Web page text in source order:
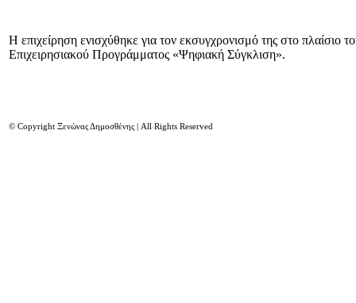
Η επιχείρηση ενισχύθηκε για τον εκσυγχρονισμό της στο πλαίσιο
Επιχειρησιακού Προγράμματος «Ψηφιακή Σύγκλιση».
© Copyright Ξενώνας Δημοσθένης | All Rights Reserved